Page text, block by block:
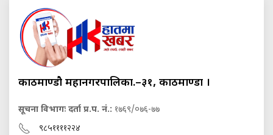
काठमाण्डौ महानगरपालिका.–३१, काठमाण्डौं ।
सूचना विभागः दर्ता प्र.प. नं.: १७६९/०७६-७७
९८५११११२२४